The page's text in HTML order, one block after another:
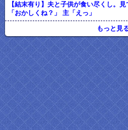
【結末有り】夫と子供が食い尽くし。
「おかしくね？」 主「えっ」
もっと見